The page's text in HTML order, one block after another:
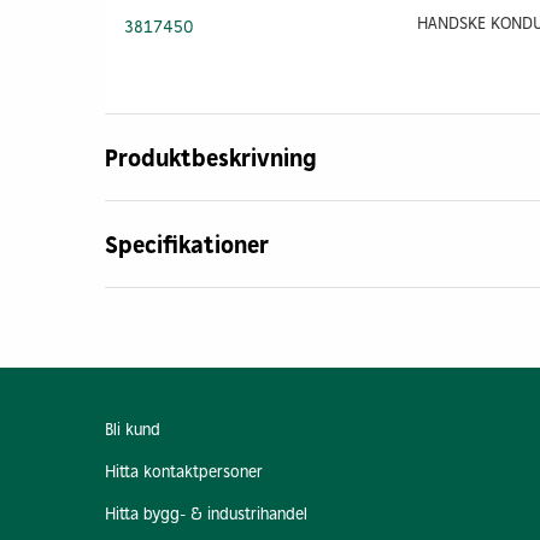
3817450
Produktbeskrivning
Specifikationer
Bli kund
Hitta kontaktpersoner
Hitta bygg- & industrihandel